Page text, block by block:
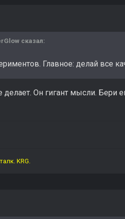
сказал:
Главное: делай все
Он гигант мысли. Бери
KRG.